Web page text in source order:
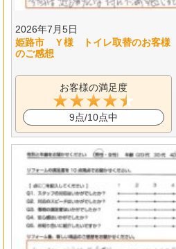
2026年7月5日
姫路市 Ｙ様 トイレ取替のお客様
のご感想
お客様の満足度
9点/10点中